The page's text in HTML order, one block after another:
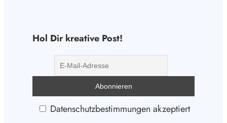
Hol Dir kreative Post!
Datenschutzbestimmungen akzeptiert